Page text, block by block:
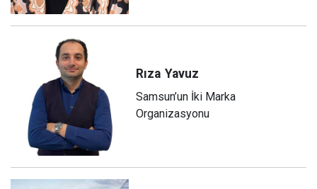
Rıza Yavuz
Samsun’un İki Marka
Organizasyonu